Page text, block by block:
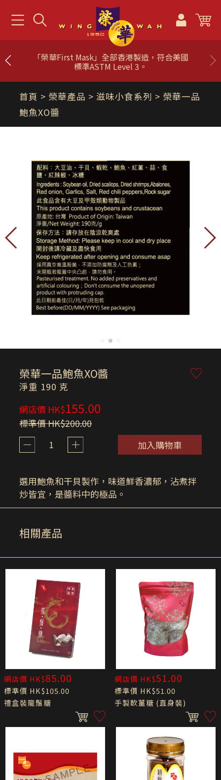
「榮華First Mask」全部香港製造，符合美國
標準ASTM Level 3。
首頁 > 榮華產品 >滋味小食系列 > 榮華一品
鮑魚XO醬
榮華一品鮑魚XO醬
淨重 190 克
網店價 HK$155.00
標準價 HK$200.00
1
加入購物車
選用鮑魚和干貝製作，味道鮮香濃郁，沾煮拌
炒皆宜，是醬料中的極品。
相關產品
網店價 HK$85.00
標準價 HK$105.00
禮盒裝龍鬚糖
網店價 HK$51.00
標準價 HK$51.00
手製軟薑糖 (直身裝)